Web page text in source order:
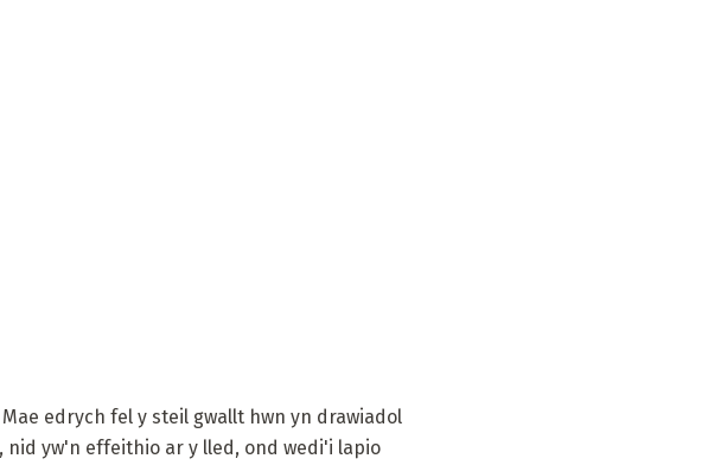
edrych fel y steil gwallt hwn yn drawiadol
nid yw'n effeithio ar y lled, ond wedi'i lapio